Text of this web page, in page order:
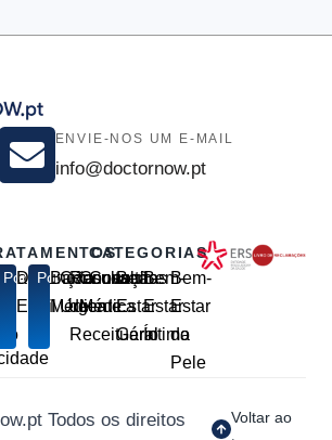
ENVIE-NOS UM E-MAIL
info@doctornow.pt
Popular
Disfunção
Erétil
Popular
Baixa
Médica
Consulta
Urgente
Renovação
de
Receituário
Consulta
Médica
CATEGORIAS
Consultas
Bem-
Estar
Geral
Bem-
Estar
Íntimo
Bem-
Estar
da
Pele
Todos os direitos
Voltar ao